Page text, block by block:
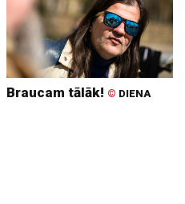
Braucam tālāk! © DIENA